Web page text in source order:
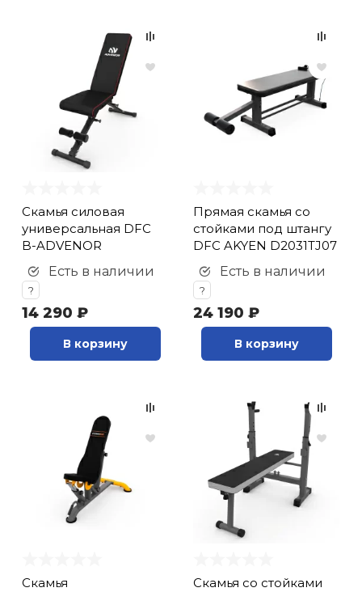
Cкамья силовая
универсальная DFC
B-ADVENOR
Есть в наличии
?
14 290 ₽
В корзину
Прямая скамья со
стойками под штангу
DFC AKYEN D2031TJ07
Есть в наличии
?
24 190 ₽
В корзину
Скамья
Скамья со стойками